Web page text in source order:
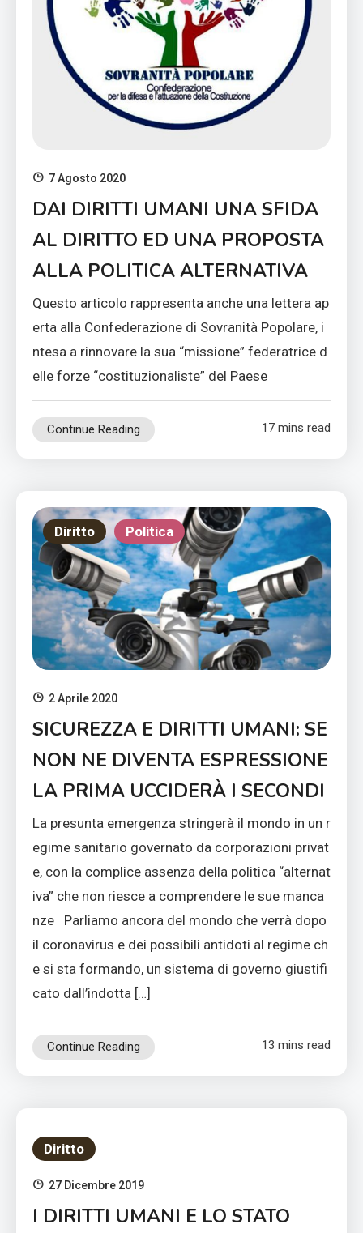
7 Agosto 2020
DAI DIRITTI UMANI UNA SFIDA
AL DIRITTO ED UNA PROPOSTA
ALLA POLITICA ALTERNATIVA
Questo articolo rappresenta anche una lettera ap
erta alla Confederazione di Sovranità Popolare, i
ntesa a rinnovare la sua “missione” federatrice d
elle forze “costituzionaliste” del Paese
Continue Reading 17 mins read
Diritto Politica
2 Aprile 2020
SICUREZZA E DIRITTI UMANI: SE
NON NE DIVENTA ESPRESSIONE
LA PRIMA UCCIDERÀ I SECONDI
La presunta emergenza stringerà il mondo in un r
egime sanitario governato da corporazioni privat
e, con la complice assenza della politica “alternat
iva” che non riesce a comprendere le sue manca
nze Parliamo ancora del mondo che verrà dopo
il coronavirus e dei possibili antidoti al regime ch
e si sta formando, un sistema di governo giustifi
cato dall’indotta […]
Continue Reading 13 mins read
Diritto
27 Dicembre 2019
I DIRITTI UMANI E LO STATO